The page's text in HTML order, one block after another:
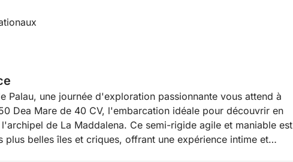
Palau, une journée d'exploration passionnante vous attend à
Dea Mare de 40 CV, l'embarcation idéale pour découvrir en
de La Maddalena. Ce semi-rigide agile et maniable est
plus belles îles et criques, offrant une expérience intime et